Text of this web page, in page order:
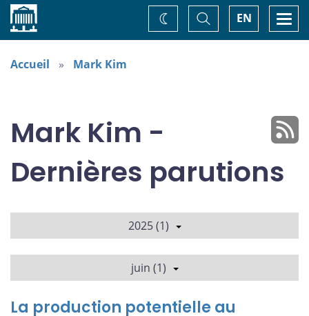
Accueil EN
Basculer
la
recherche
Changez
de
Accueil Mark Kim
Mark Kim -
Dernières parutions
2025 (1)
juin (1)
La production potentielle au